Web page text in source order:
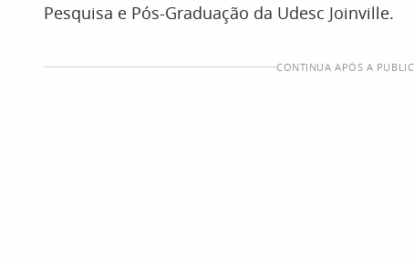
Pesquisa e Pós-Graduação da Udesc Joinville.
CONTINUA APÓS A